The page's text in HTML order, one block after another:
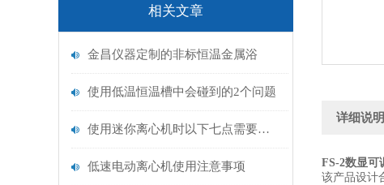
相关文章
金昌仪器定制的非标恒温金属浴
使用低温恒温槽中会碰到的2个问题
使用迷你离心机时以下七点需要大家特别注意
低速电动离心机使用注意事项
详细说明
FS-2数显可
该产品设计